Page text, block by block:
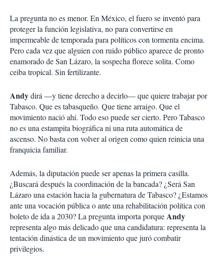
La pregunta no es menor. En México, el fuero se inventó para
proteger la función legislativa, no para convertirse en
impermeable de temporada para políticos con tormenta encima.
Pero cada vez que alguien con ruido público aparece de pronto
enamorado de San Lázaro, la sospecha florece solita. Como
ceiba tropical. Sin fertilizante.
Andydirá —y tiene derecho a decirlo— que quiere trabajar por
Tabasco. Que es tabasqueño. Que tiene arraigo. Que el
movimiento nació ahí. Todo eso puede ser cierto. Pero Tabasco
no es una estampita biográfica ni una ruta automática de
ascenso. No basta con volver al origen como quien reinicia una
franquicia familiar.
Además, la diputación puede ser apenas la primera casilla.
¿Buscará después la coordinación de la bancada? ¿Será San
Lázaro una estación hacia la gubernatura de Tabasco? ¿Estamos
ante una vocación pública o ante una rehabilitación política con
boleto de ida a 2030? La pregunta importa porqueAndy
representa algo más delicado que una candidatura: representa la
tentación dinástica de un movimiento que juró combatir
privilegios.